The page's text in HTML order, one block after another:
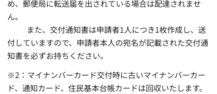
め、郵便局に転送届を出されている場合は配達されませ
ん。
また、交付通知書は申請者1人につき1枚作成し、送
付していますので、申請者本人の宛名が記載された交付通
知書を必ずお持ちください。
※2：マイナンバーカード交付時に古いマイナンバーカー
ド、通知カード、住民基本台帳カードは回収いたします。